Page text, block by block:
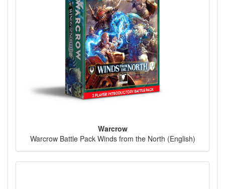
Warcrow
Warcrow Battle Pack Winds from the North (English)